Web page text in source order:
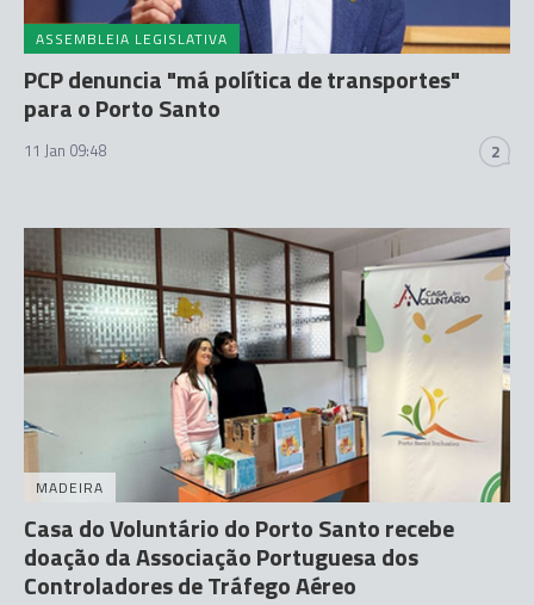
ASSEMBLEIA LEGISLATIVA
PCP denuncia "má política de transportes"
para o Porto Santo
11 Jan 09:48 2
MADEIRA
Casa do Voluntário do Porto Santo recebe
doação da Associação Portuguesa dos
Controladores de Tráfego Aéreo